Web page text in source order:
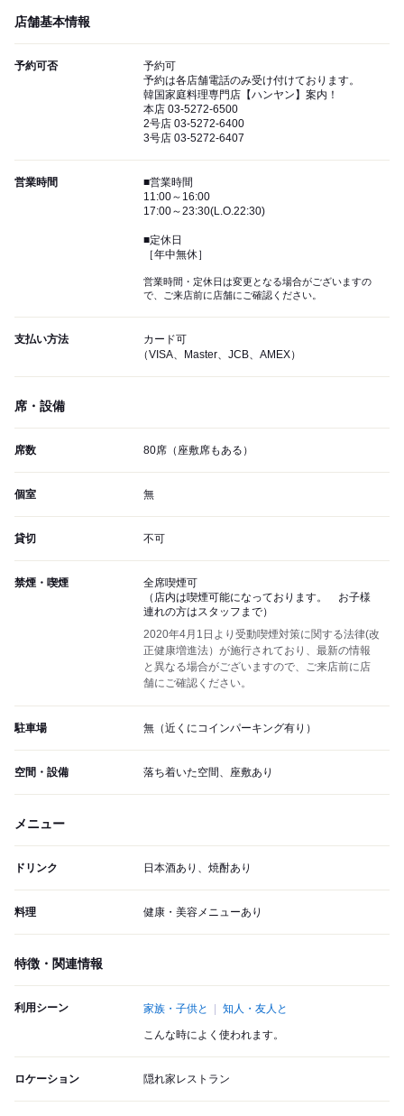
店舗基本情報
予約可否
予約可
予約は各店舗電話のみ受け付けております。
韓国家庭料理専門店【ハンヤン】案内！
本店 03-5272-6500
2号店 03-5272-6400
3号店 03-5272-6407
営業時間
■営業時間
11:00～16:00
17:00～23:30(L.O.22:30)
■定休日
［年中無休］
営業時間・定休日は変更となる場合がございますの
で、ご来店前に店舗にご確認ください。
支払い方法
カード可
（VISA、Master、JCB、AMEX）
席・設備
席数 80席（座敷席もある）
個室 無
貸切 不可
禁煙・喫煙
全席喫煙可
（店内は喫煙可能になっております。 お子様
連れの方はスタッフまで）
2020年4月1日より受動喫煙対策に関する法律(改
正健康増進法）が施行されており、最新の情報
と異なる場合がございますので、ご来店前に店
舗にご確認ください。
駐車場 無（近くにコインパーキング有り）
空間・設備 落ち着いた空間、座敷あり
メニュー
ドリンク 日本酒あり、焼酎あり
料理 健康・美容メニューあり
特徴・関連情報
利用シーン 家族・子供と 知人・友人と
こんな時によく使われます。
ロケーション 隠れ家レストラン